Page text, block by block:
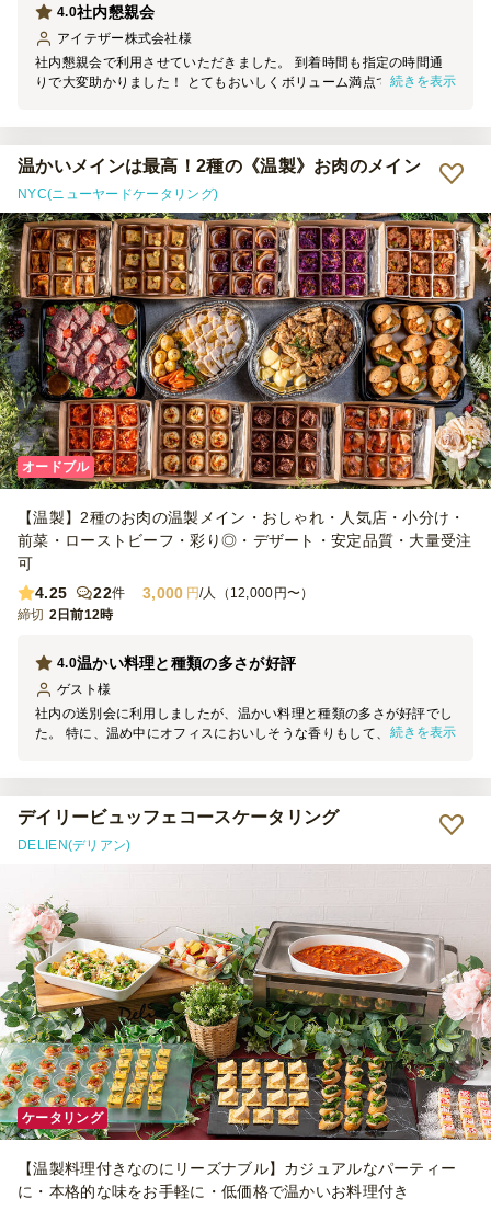
社内懇親会
4.0
アイテザー株式会社様
社内懇親会で利用させていただきました。 到着時間も指定の時間通
りで大変助かりました！ とてもおいしくボリューム満点で従業員満
続きを表示
温かいメインは最高！2種の《温製》お肉のメイン
NYC(ニューヤードケータリング)
オードブル
【温製】2種のお肉の温製メイン・おしゃれ・人気店・小分け・
前菜・ローストビーフ・彩り◎・デザート・安定品質・大量受注
可
4.25
22件 3,000 円/人（12,000円〜）
締切 2日前12時
温かい料理と種類の多さが好評
4.0
ゲスト 様
社内の送別会に利用しましたが、温かい料理と種類の多さが好評でし
た。 特に、温め中にオフィスにおいしそうな香りもして、その香り
続きを表示
デイリービュッフェコースケータリング
DELIEN(デリアン)
ケータリング
【温製料理付きなのにリーズナブル】カジュアルなパーティー
に・本格的な味をお手軽に・低価格で温かいお料理付き